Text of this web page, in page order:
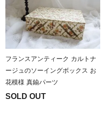
フランスアンティーク カルトナ
ージュのソーイングボックス お
花模様 真鍮パーツ
SOLD OUT